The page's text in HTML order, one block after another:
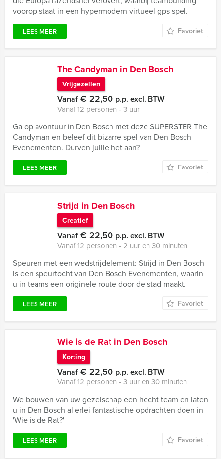
voorop staat in een hypermodern virtueel gps spel.
LEES MEER Favoriet
The Candyman in Den Bosch
Vrijgezellen
Vanaf€ 22,50 p.p. excl. BTW
Vanaf 12 personen ‐ 3 uur
Ga op avontuur in Den Bosch met deze SUPERSTER The
Candyman en beleef dit bizarre spel van Den Bosch
Evenementen. Durven jullie het aan?
LEES MEER Favoriet
Strijd in Den Bosch
Creatief
Vanaf€ 22,50 p.p. excl. BTW
Vanaf 12 personen ‐ 2 uur en 30 minuten
Speuren met een wedstrijdelement: Strijd in Den Bosch
is een speurtocht van Den Bosch Evenementen, waarin
u in teams een originele route door de stad maakt.
LEES MEER Favoriet
Wie is de Rat in Den Bosch
Korting
Vanaf€ 22,50 p.p. excl. BTW
Vanaf 12 personen ‐ 3 uur en 30 minuten
We bouwen van uw gezelschap een hecht team en laten
u in Den Bosch allerlei fantastische opdrachten doen in
'Wie is de Rat?'
LEES MEER Favoriet